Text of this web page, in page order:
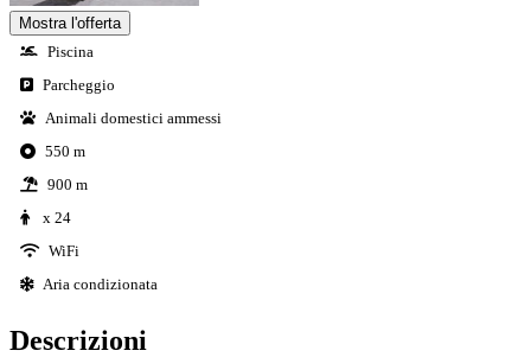
Mostra l'offerta
Piscina
Parcheggio
Animali domestici ammessi
550 m
900 m
x 24
WiFi
Aria condizionata
Descrizioni